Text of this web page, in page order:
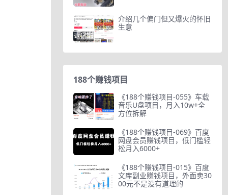
介绍几个偏门但又爆火的怀旧
生意
188个赚钱项目
《188个赚钱项目-055》车载
音乐U盘项目，月入10w+全
方位拆解
《188个赚钱项目-069》百度
网盘会员赚钱项目，低门槛轻
松月入6000+
《188个赚钱项目-015》百度
文库副业赚钱项目，外面卖30
00元不是没有道理的